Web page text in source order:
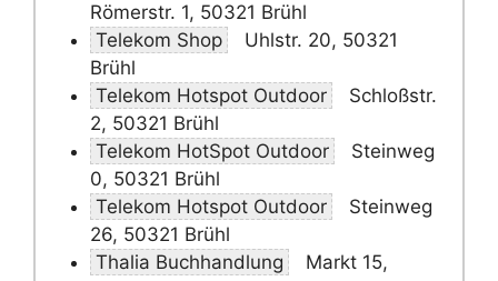
Römerstr. 1, 50321 Brühl
Telekom Shop
Uhlstr. 20, 50321
Brühl
Telekom Hotspot Outdoor
Schloßstr.
2, 50321 Brühl
Telekom HotSpot Outdoor
Steinweg
0, 50321 Brühl
Telekom Hotspot Outdoor
Steinweg
26, 50321 Brühl
Thalia Buchhandlung
Markt 15,